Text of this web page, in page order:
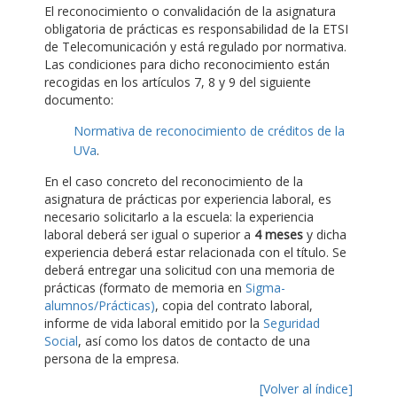
El reconocimiento o convalidación de la asignatura
obligatoria de prácticas es responsabilidad de la ETSI
de Telecomunicación y está regulado por normativa.
Las condiciones para dicho reconocimiento están
recogidas en los artículos 7, 8 y 9 del siguiente
documento:
Normativa de reconocimiento de créditos de la
UVa.
En el caso concreto del reconocimiento de la
asignatura de prácticas por experiencia laboral, es
necesario solicitarlo a la escuela: la experiencia
laboral deberá ser igual o superior a 4 meses y dicha
experiencia deberá estar relacionada con el título. Se
deberá entregar una solicitud con una memoria de
prácticas (formato de memoria en Sigma-
alumnos/Prácticas), copia del contrato laboral,
informe de vida laboral emitido por la Seguridad
Social, así como los datos de contacto de una
persona de la empresa.
[Volver al índice]